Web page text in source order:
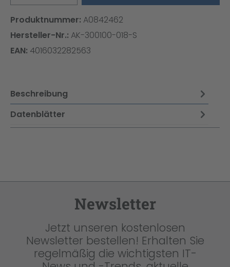
Produktnummer: A0842462
Hersteller-Nr.: AK-300100-018-S
EAN: 4016032282563
Beschreibung
Datenblätter
Newsletter
Jetzt unseren kostenlosen
Newsletter bestellen! Erhalten Sie
regelmäßig die wichtigsten IT-